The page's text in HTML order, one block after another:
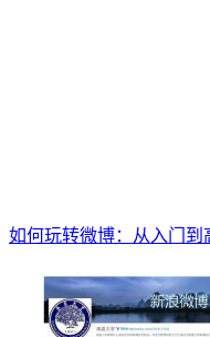
如何玩转微博：从入门到